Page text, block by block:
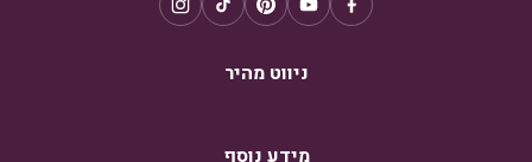
ניווט מהיר
מידע נוסף